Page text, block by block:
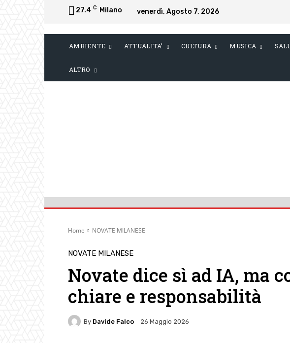
27.4 C Milano venerdì, Agosto 7, 2026
AMBIENTE ATTUALITA’ CULTURA MUSICA
ALTRO
Home NOVATE MILANESE
NOVATE MILANESE
Novate dice sì ad IA, ma
chiare e responsabilità
By Davide Falco 26 Maggio 2026